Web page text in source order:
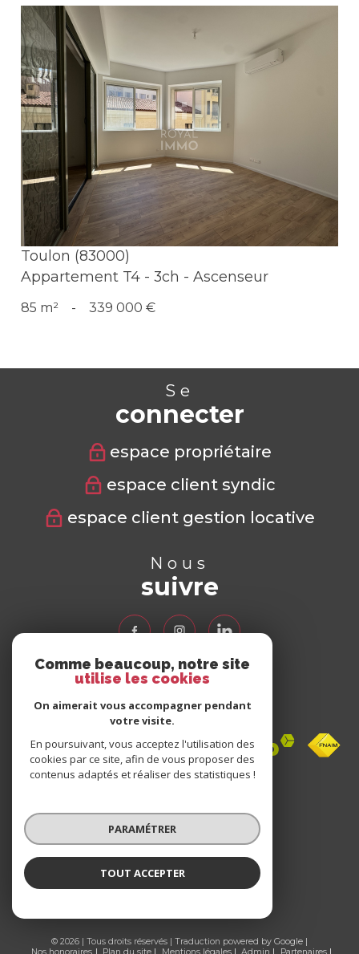
Voir le bien
Toulon (83000)
Appartement T4 - 3ch - Ascenseur
85 m² - 339 000 €
Se
connecter
espace propriétaire
espace client syndic
espace client gestion locative
Nous
suivre
Nous
adhérons
clients
0 avis
© 2026 | Tous droits réservés | Traduction powered by Google |
Comme beaucoup, notre site
utilise les cookies
On aimerait vous accompagner pendant
votre visite.
En poursuivant, vous acceptez l'utilisation des
cookies par ce site, afin de vous proposer des
contenus adaptés et réaliser des statistiques !
PARAMÉTRER
TOUT ACCEPTER